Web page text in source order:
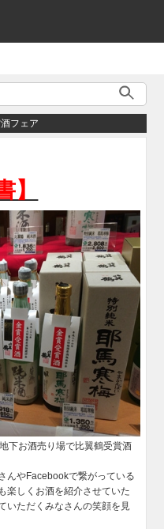
フェア
】
下お酒売り場で比翼鶴受賞酒
んやFacebookで繋がっている
楽しくお酒を紹介させていた
いただくみなさんの笑顔を見